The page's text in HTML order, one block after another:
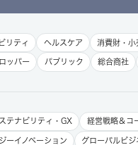
リティ ヘルスケア 消費財・小
ッパー パブリック 総合商社
テナビリティ・GX 経営戦略＆コ
ーイノベーション グローバルビジ